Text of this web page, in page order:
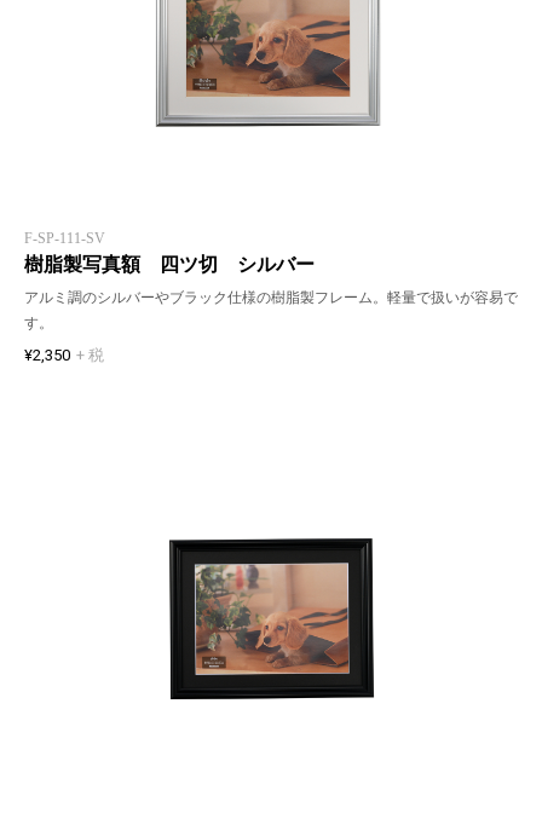
F-SP-111-SV
樹脂製写真額 四ツ切 シルバー
アルミ調のシルバーやブラック仕様の樹脂製フレーム。軽量で扱いが容易で
す。
¥2,350 + 税